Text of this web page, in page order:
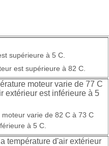
supérieure à 5 C.
est supérieure à 82 C.
moteur varie de 77 C
extérieur est inférieure à 5
varie de 82 C à 73 C
à 5 C.
température d'air extérieur